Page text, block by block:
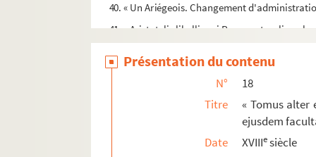
40. « Un Ariégeois. Changement
41. « Aristotelis libelli, qui Parva naturalia
43. « Les cantates de Clairambault »
45. Musique manuscrite. Airs de danse :
46. Lafillard. « Principes très faciles pour
Présentation du contenu
N°
18
Titre
« Tomus alter
ejusdem
Date
XVIIIesiècle